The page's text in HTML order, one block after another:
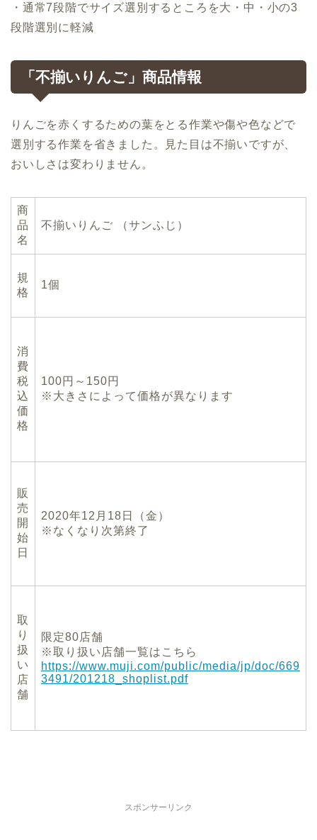
・通常7段階でサイズ選別するところを大・中・小の3
段階選別に軽減
「不揃いりんご」商品情報
りんごを赤くするための葉をとる作業や傷や色などで
選別する作業を省きました。見た目は不揃いですが、
おいしさは変わりません。
商
品
名
不揃いりんご （サンふじ）
規
格
1個
消
費
税
込
価
格
100円～ 150 円
※大きさによって価格が異なります
販
売
開
始
日
2020年12 月 18 日（金）
※なくなり次第終了
取
り
扱
い
店
舗
限定80店舗
※取り扱い店舗一覧はこちら
https://www.muji.com/public/media/jp/doc/669
3491/201218_shoplist.pdf
スポンサーリンク